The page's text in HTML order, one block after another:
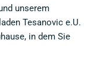
unserem
Tesanovic e.U.
in dem Sie